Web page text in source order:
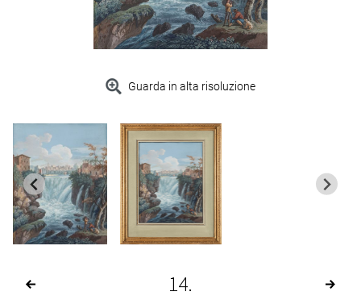
Guarda in alta risoluzione
14